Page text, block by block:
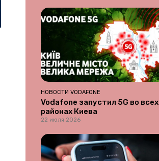
НОВОСТИ VODAFONE
Vodafone запустил 5G во всех
районах Киева
22 июля 2026